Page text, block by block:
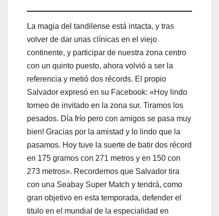
La magia del tandilense está intacta, y tras
volver de dar unas clínicas en el viejo
continente, y participar de nuestra zona centro
con un quinto puesto, ahora volvió a ser la
referencia y metió dos récords. El propio
Salvador expresó en su Facebook: «Hoy lindo
torneo de invitado en la zona sur. Tiramos los
pesados. Día frío pero con amigos se pasa muy
bien! Gracias por la amistad y lo lindo que la
pasamos. Hoy tuve la suerte de batir dos récord
en 175 gramos con 271 metros y en 150 con
273 metros». Recordemos que Salvador tira
con una Seabay Super Match y tendrá, como
gran objetivo en esta temporada, defender el
titulo en el mundial de la especialidad en